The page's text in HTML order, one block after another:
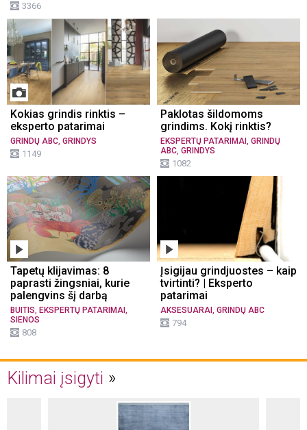
3366
Kokias grindis rinktis –
eksperto patarimai
GRINDŲ ABC GRINDYS
1149
Paklotas šildomoms
grindims. Kokį rinktis?
EKSPERTŲ PATARIMAI GRINDŲ
ABC GRINDYS
1082
Tapetų klijavimas: 8
paprasti žingsniai, kurie
palengvins šį darbą
BUITIS, EKSPERTŲ PATARIMAI ,
SIENOS
808
Įsigijau grindjuostes – kaip
tvirtinti? | Eksperto
patarimai
AKSESUARAI , GRINDŲ ABC
794
Kilimai įsigyti